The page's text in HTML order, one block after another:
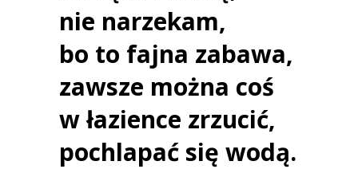
nie narzekam,
bo to fajna zabawa,
zawsze można coś
w łazience zrzucić,
pochlapać się wodą.